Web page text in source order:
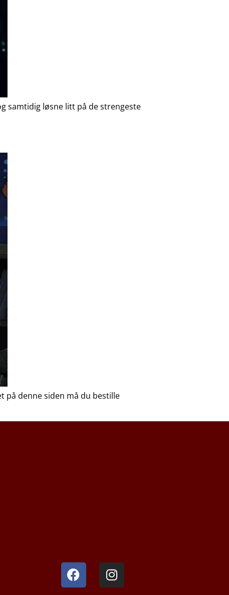
samtidig løsne litt på de strengeste
på denne siden må du bestille